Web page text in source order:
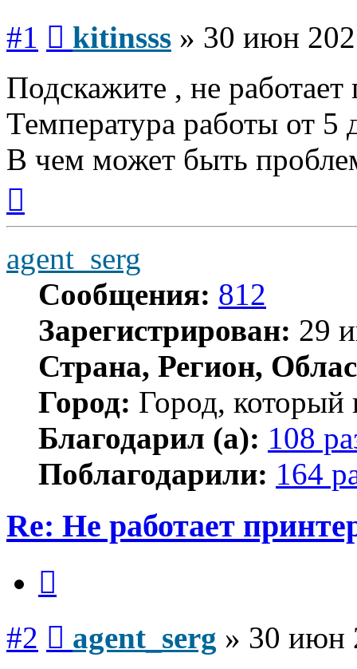
#1 kitinsss » 30 июн
Подскажите , не
Температура работы от 5
В чем может быть
началу
agent_serg
Сообщения: 812
Зарегистрирован: 29
Страна, Регион,
Город: Город, который
Благодарил (а): 108
Поблагодарили: 164
Re: Не работает
#2 agent_serg » 30 июн